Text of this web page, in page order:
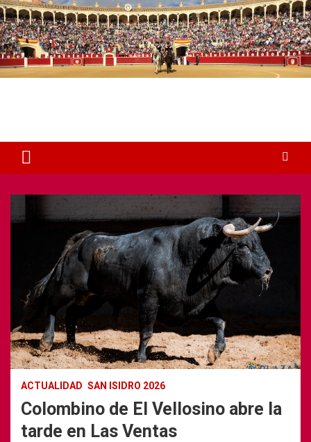
ACTUALIDAD SAN ISIDRO 2026
Colombino de El Vellosino abre la
tarde en Las Ventas